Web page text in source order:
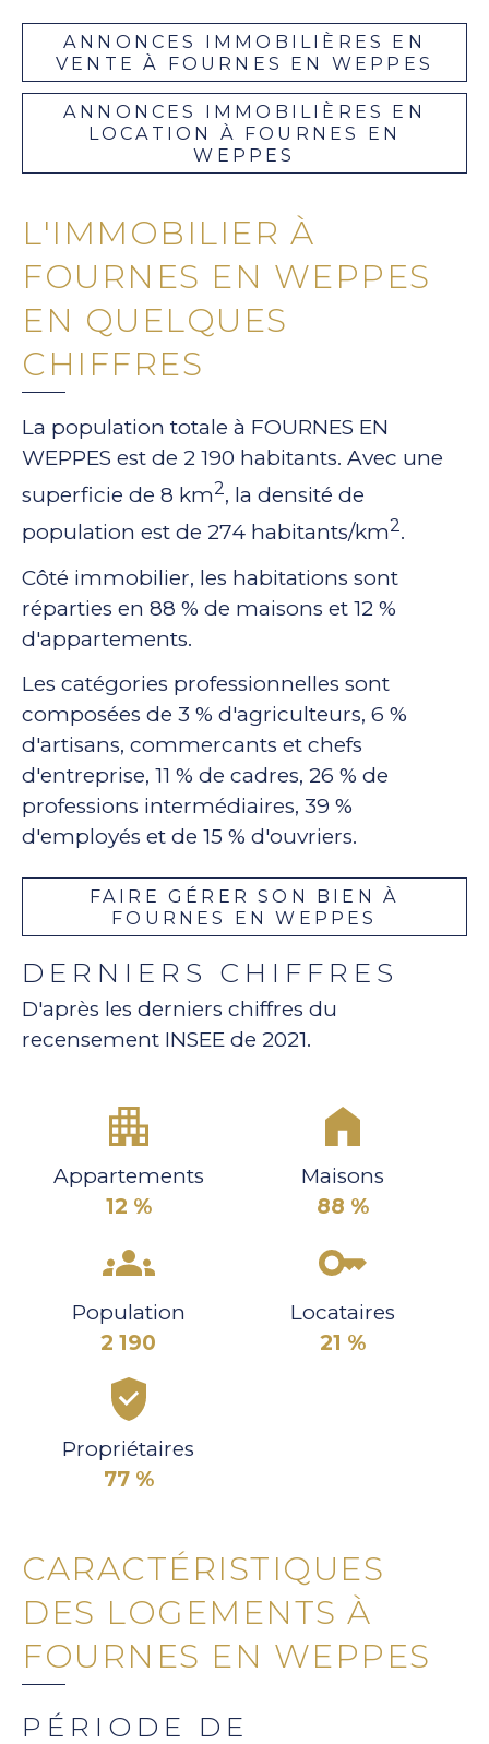
ANNONCES IMMOBILIÈRES EN
VENTE À FOURNES EN WEPPES
ANNONCES IMMOBILIÈRES EN
LOCATION À FOURNES EN
WEPPES
L'IMMOBILIER À
FOURNES EN WEPPES
EN QUELQUES
CHIFFRES
La population totale à FOURNES EN
WEPPES est de 2 190 habitants. Avec une
superficie de 8 km2, la densité de
population est de 274 habitants/km2.
Côté immobilier, les habitations sont
réparties en 88 % de maisons et 12 %
d'appartements.
Les catégories professionnelles sont
composées de 3 % d'agriculteurs, 6 %
d'artisans, commercants et chefs
d'entreprise, 11 % de cadres, 26 % de
professions intermédiaires, 39 %
d'employés et de 15 % d'ouvriers.
FAIRE GÉRER SON BIEN À
FOURNES EN WEPPES
DERNIERS CHIFFRES
D'après les derniers chiffres du
recensement INSEE de 2021.
Appartements
12 %
Maisons
88 %
Population
2 190
Locataires
21 %
Propriétaires
77 %
CARACTÉRISTIQUES
DES LOGEMENTS À
FOURNES EN WEPPES
PÉRIODE DE